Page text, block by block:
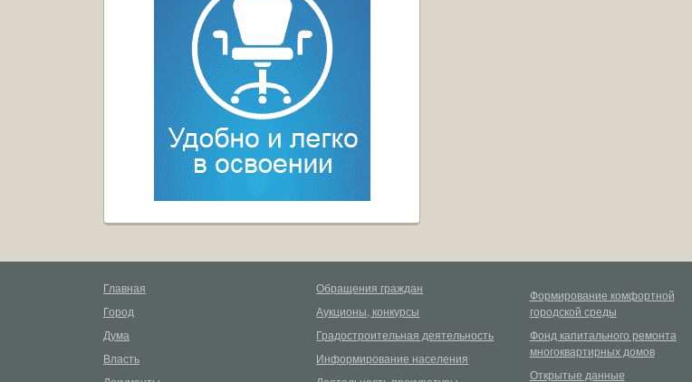
Главная
Город
Дума
Власть
Обращения граждан
Аукционы, конкурсы
Градостроительная деятельность
Информирование населения
Формирование комфортной
городской среды
Фонд капитального ремонта
многоквартирных домов
Открытые данные